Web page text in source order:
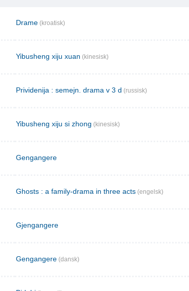
Drame (kroatisk)
Yibusheng xiju xuan (kinesisk)
Prividenija : semejn. drama v 3 d (russisk)
Yibusheng xiju si zhong (kinesisk)
Gengangere
Ghosts : a family-drama in three acts (engelsk)
Gjengangere
Gengangere (dansk)